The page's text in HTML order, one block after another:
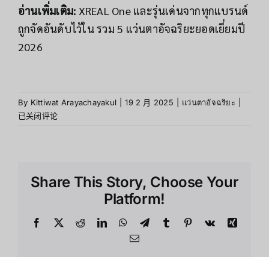
อ่านเพิ่มเติม: XREAL One และรุ่นเด่นจากทุกแบรนด์
ถูกจัดอันดับไว้ในรวม 5 แว่นตาอัจฉริยะยอดเยี่ยมปี
2026
By Kittiwat Arayachayakul 19 2 月 2025 แว่นตาอัจฉริยะ
已关闭评论
Share This Story, Choose Your
Platform!
Facebook
X RedditLinkedInWhatsApp
TelegramTumblr Pinterest
Vk
Xing
Email